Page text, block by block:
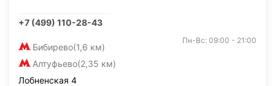
+7 (499) 110-28-43
Бибирево(1,6 км)
Алтуфьево(2,35 км)
Пн-Вс: 09:00 - 21:00
Лобненская 4